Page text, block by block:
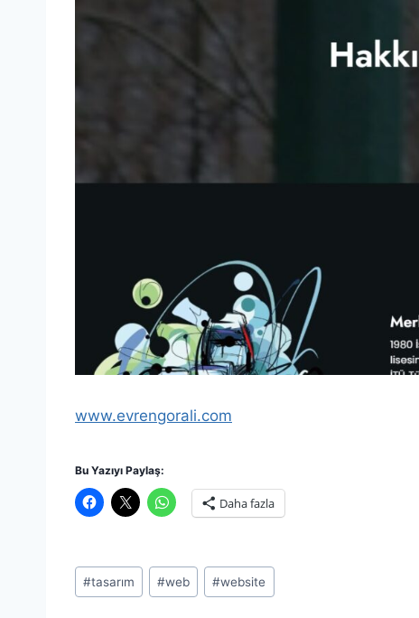
www.evrengorali.com
Bu Yazıyı Paylaş:
Daha fazla
Post
Tags:
#tasarım #web #website